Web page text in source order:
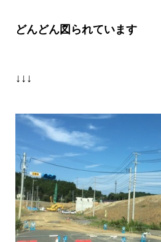
どんどん図られています
↓↓↓